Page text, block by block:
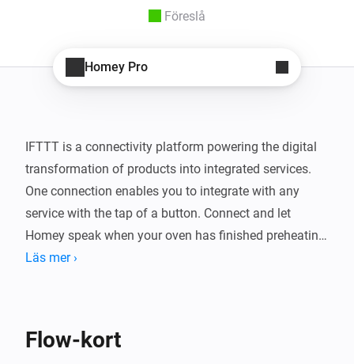
Föreslå
Homey Pro
IFTTT is a connectivity platform powering the digital
transformation of products into integrated services.
One connection enables you to integrate with any
service with the tap of a button. Connect and let
Homey speak when your oven has finished preheating,
or get an email when Homey publishes a new trigger
Läs mer ›
Flow-kort